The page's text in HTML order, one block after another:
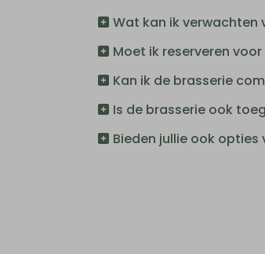
Wat kan ik verwachten
Moet ik reserveren
Kan ik de brasserie
Is de brasserie ook
Bieden jullie ook